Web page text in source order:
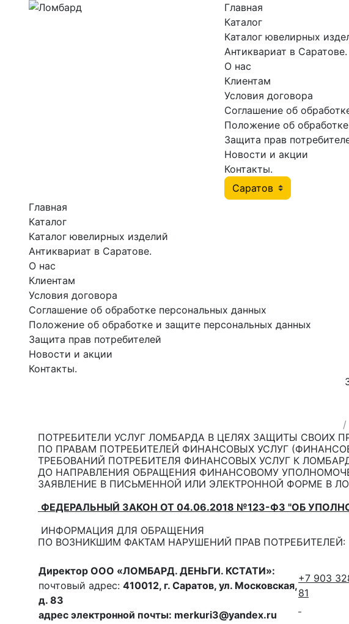
Главная
Каталог
Каталог ювелирных
Антиквариат в Саратове.
О нас
Клиентам
Условия договора
Соглашение об
Положение об
Защита прав
Новости и акции
Контакты.
Главная
Каталог
Каталог ювелирных изделий
Антиквариат в Саратове.
О нас
Клиентам
Условия договора
Соглашение об обработке персональных данных
Положение об обработке и защите персональных данных
Защита прав потребителей
Новости и акции
Контакты.
ПОТРЕБИТЕЛИ УСЛУГ ЛОМБАРДА В ЦЕЛЯХ ЗАЩИТЫ СВОИХ
ПО ПРАВАМ ПОТРЕБИТЕЛЕЙ ФИНАНСОВЫХ УСЛУГ
ТРЕБОВАНИЙ ПОТРЕБИТЕЛЯ ФИНАНСОВЫХ УСЛУГ К
ДО НАПРАВЛЕНИЯ ОБРАЩЕНИЯ ФИНАНСОВОМУ
ЗАЯВЛЕНИЕ В ПИСЬМЕННОЙ ИЛИ ЭЛЕКТРОННОЙ ФОРМЕ В
ФЕДЕРАЛЬНЫЙ ЗАКОН ОТ 04.06.2018 №123-ФЗ "ОБ
ИНФОРМАЦИЯ ДЛЯ ОБРАЩЕНИЯ
ПО ВОЗНИКШИМ ФАКТАМ НАРУШЕНИЙ ПРАВ ПОТРЕБИТЕЛЕЙ:
Директор ООО «ЛОМБАРД. ДЕНЬГИ. КСТАТИ»:
почтовый адрес: 410012, г. Саратов, ул. Московская,
д. 83
адрес электронной почты: merkuri3@yandex.ru
+7 903
81